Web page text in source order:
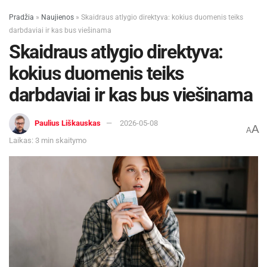
Pradžia » Naujienos » Skaidraus atlygio direktyva: kokius duomenis teiks
darbdaviai ir kas bus viešinama
Skaidraus atlygio direktyva:
kokius duomenis teiks
darbdaviai ir kas bus viešinama
Paulius Liškauskas
2026-05-08
Laikas: 3 min skaitymo
AA